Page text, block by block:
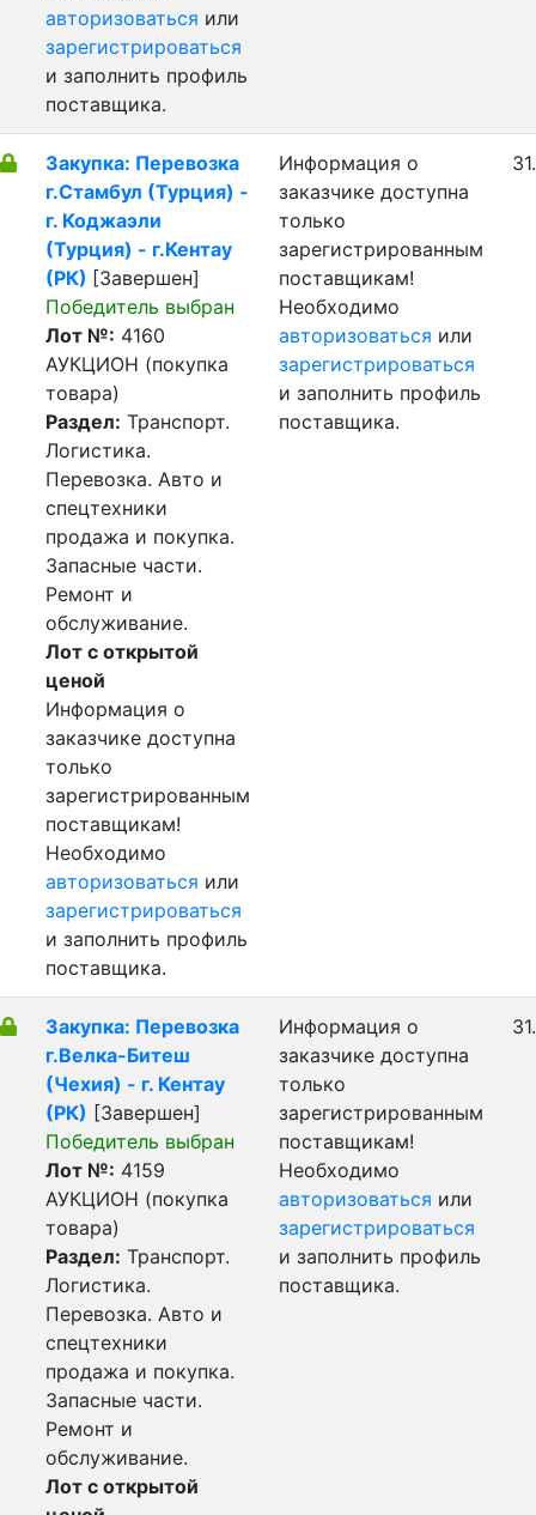
авторизоваться или
зарегистрироваться
и заполнить профиль
поставщика.
Закупка: Перевозка
г.Стамбул (Турция) -
г. Коджаэли
(Турция) - г.Кентау
(РК) [Завершен]
Победитель выбран
Лот №: 4160
АУКЦИОН (покупка
товара)
Раздел: Транспорт.
Логистика.
Перевозка. Авто и
спецтехники
продажа и покупка.
Запасные части.
Ремонт и
обслуживание.
Лот с открытой
ценой
Информация о
заказчике доступна
только
зарегистрированным
поставщикам!
Необходимо
авторизоваться или
зарегистрироваться
и заполнить профиль
поставщика.
Информация о
заказчике доступна
только
зарегистрированным
поставщикам!
Необходимо
авторизоваться или
зарегистрироваться
и заполнить профиль
поставщика.
Закупка: Перевозка
г.Велка-Битеш
(Чехия) - г. Кентау
(РК) [Завершен]
Победитель выбран
Лот №: 4159
АУКЦИОН (покупка
товара)
Раздел: Транспорт.
Логистика.
Перевозка. Авто и
спецтехники
продажа и покупка.
Запасные части.
Ремонт и
обслуживание.
Лот с открытой
Информация о
заказчике доступна
только
зарегистрированным
поставщикам!
Необходимо
авторизоваться или
зарегистрироваться
и заполнить профиль
поставщика.